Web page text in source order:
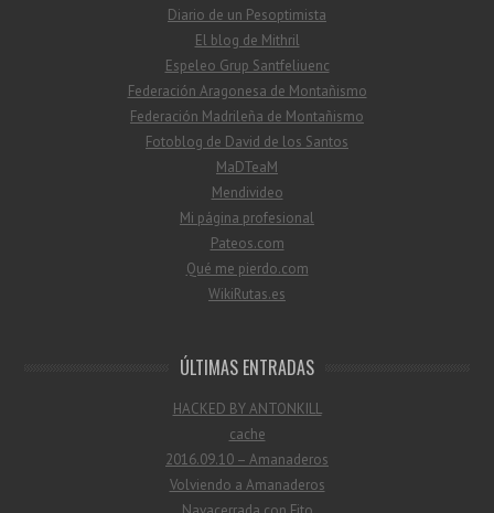
Diario de un Pesoptimista
El blog de Mithril
Espeleo Grup Santfeliuenc
Federación Aragonesa de Montañismo
Federación Madrileña de Montañismo
Fotoblog de David de los Santos
MaDTeaM
Mendivideo
Mi página profesional
Pateos.com
Qué me pierdo.com
WikiRutas.es
ÚLTIMAS ENTRADAS
HACKED BY ANTONKILL
cache
2016.09.10 – Amanaderos
Volviendo a Amanaderos